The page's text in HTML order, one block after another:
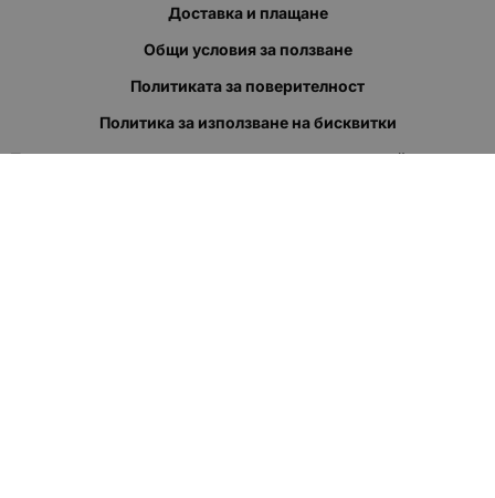
Доставка и плащане
Общи условия за ползване
Политиката за поверителност
Политика за използване на бисквитки
При възникване на спор, свързан с покупка онлайн, можете